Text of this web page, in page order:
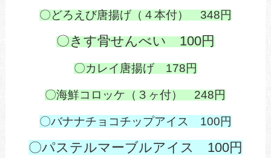
〇どろえび唐揚げ（４本付） 348円
〇きす骨せんべい 100円
〇カレイ唐揚げ 178円
〇海鮮コロッケ（３ヶ付） 248円
〇バナナチョコチップアイス 100円
〇パステルマーブルアイス 100円